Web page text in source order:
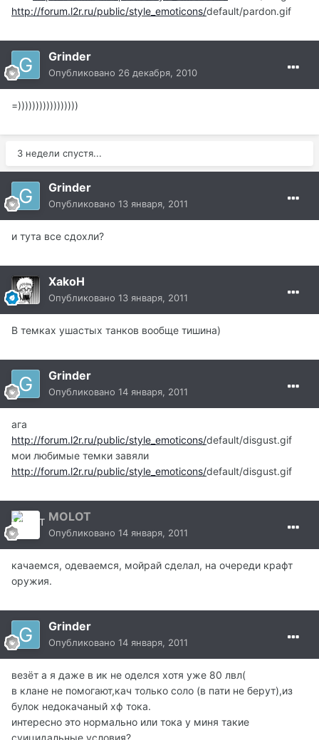
http://forum.l2r.ru/public/style_emoticons/default/pardon.gif
Grinder
Опубликовано 26 декабря, 2010
=)))))))))))))))))
3 недели спустя...
Grinder
Опубликовано 13 января, 2011
и тута все сдохли?
XakoH
Опубликовано 13 января, 2011
В темках ушастых танков вообще тишина)
Grinder
Опубликовано 14 января, 2011
ага
http://forum.l2r.ru/public/style_emoticons/default/disgust.gif
мои любимые темки завяли
http://forum.l2r.ru/public/style_emoticons/default/disgust.gif
MOLOT
Опубликовано 14 января, 2011
качаемся, одеваемся, мойрай сделал, на очереди крафт
оружия.
Grinder
Опубликовано 14 января, 2011
везёт а я даже в ик не оделся хотя уже 80 лвл(
в клане не помогают,кач только соло (в пати не берут),из
булок недокачаный хф тока.
интересно это нормально или тока у миня такие
суицидальные условия?